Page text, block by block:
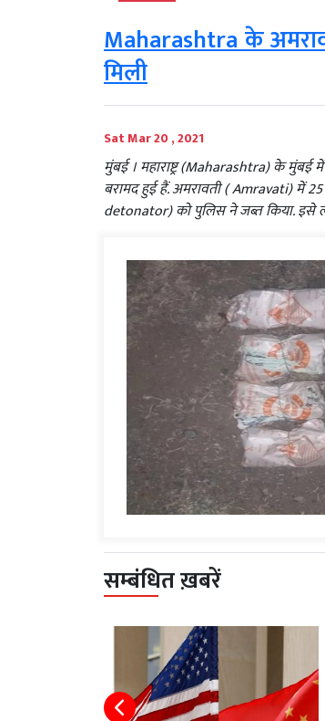
Maharashtra के
मिली
Sat Mar 20 , 2021
मुंबई । महाराष्ट्र (Maharashtra) के मुंबई
बरामद हुई हैं. अमरावती ( Amravati) में
detonator) को पुलिस ने जब्त किया. इसे
सम्बंधित ख़बरें